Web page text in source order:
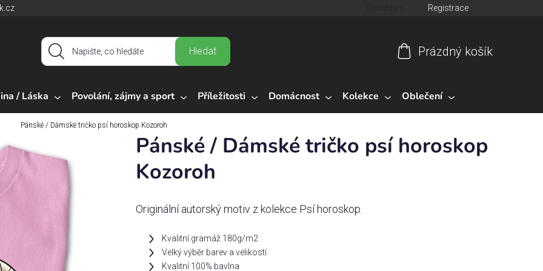
Registrace
Hledat
košík
Prázdný košík
/ Láska Povolání, zájmy a sport Příležitosti Domácnost Kolekce Oblečení
Pánské / Dámské tričko psí horoskop Kozoroh
Pánské / Dámské tričko psí horoskop
Kozoroh
Originální autorský motiv z kolekce Psí horoskop.
Kvalitní gramáž 180g/m2
Velký výběr barev a velikostí
Kvalitní 100% bavlna